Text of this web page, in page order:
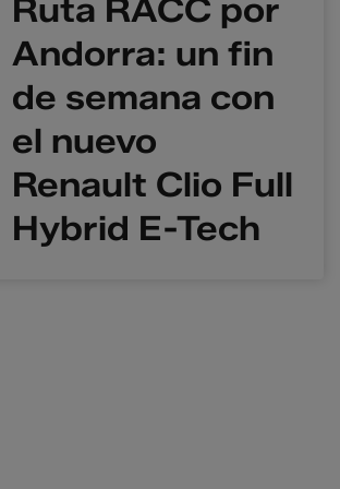
Ruta RACC por
Andorra: un fin
de semana con
el nuevo
Renault Clio Full
Hybrid E-Tech